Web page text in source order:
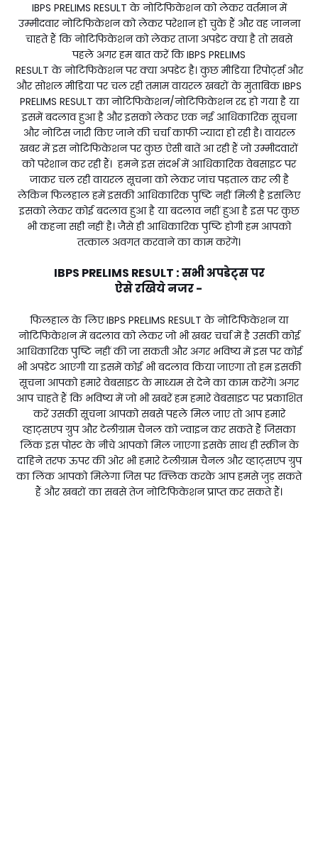
IBPS PRELIMS RESULT के नोटिफिकेशन को लेकर वर्तमान में
उम्मीदवार नोटिफिकेशन को लेकर परेशान हो चुके हैं और वह जानना
चाहते हैं कि नोटिफिकेशन को लेकर ताजा अपडेट क्या है तो सबसे
पहले अगर हम बात करें कि IBPS PRELIMS
RESULT के नोटिफिकेशन पर क्या अपडेट है। कुछ मीडिया रिपोर्ट्स और
और सोशल मीडिया पर चल रही तमाम वायरल खबरों के मुताबिक IBPS
PRELIMS RESULT का नोटिफिकेशन/नोटिफिकेशन रद्द हो गया है या
इसमें बदलाव हुआ है और इसको लेकर एक नई आधिकारिक सूचना
और नोटिस जारी किए जाने की चर्चा काफी ज्यादा हो रही है। वायरल
खबर में इस नोटिफिकेशन पर कुछ ऐसी बातें आ रही हैं जो उम्मीदवारों
को परेशान कर रही हैं। हमने इस संदर्भ में आधिकारिक वेबसाइट पर
जाकर चल रही वायरल सूचना को लेकर जांच पड़ताल कर ली है
लेकिन फिलहाल हमें इसकी आधिकारिक पुष्टि नहीं मिली है इसलिए
इसको लेकर कोई बदलाव हुआ है या बदलाव नहीं हुआ है इस पर कुछ
भी कहना सही नहीं है। जैसे ही आधिकारिक पुष्टि होगी हम आपको
तत्काल अवगत करवाने का काम करेंगे।
IBPS PRELIMS RESULT : सभी अपडेट्स पर
ऐसेरखियेनजर -
फिलहाल के लिए IBPS PRELIMS RESULT के नोटिफिकेशन या
नोटिफिकेशन में बदलाव को लेकर जो भी खबर चर्चा में है उसकी कोई
आधिकारिक पुष्टि नहीं की जा सकती और अगर भविष्य में इस पर कोई
भी अपडेट आएगी या इसमें कोई भी बदलाव किया जाएगा तो हम इसकी
सूचना आपको हमारे वेबसाइट के माध्यम से देने का काम करेंगे। अगर
आप चाहते हैं कि भविष्य में जो भी खबरें हम हमारे वेबसाइट पर प्रकाशित
करें उसकी सूचना आपको सबसे पहले मिल जाए तो आप हमारे
व्हाट्सएप ग्रुप और टेलीग्राम चैनल को ज्वाइन कर सकते हैं जिसका
लिंक इस पोस्ट के नीचे आपको मिल जाएगा इसके साथ ही स्क्रीन के
दाहिने तरफ ऊपर की ओर भी हमारे टेलीग्राम चैनल और व्हाट्सएप ग्रुप
का लिंक आपको मिलेगा जिस पर क्लिक करके आप हमसे जुड़ सकते
हैं और खबरों का सबसे तेज नोटिफिकेशन प्राप्त कर सकते हैं।